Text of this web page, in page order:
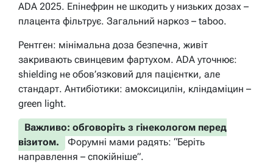
ADA 2025. Епінефрин не шкодить у низьких дозах –
плацента фільтрує. Загальний наркоз – taboo.
Рентген: мінімальна доза безпечна, живіт
закривають свинцевим фартухом. ADA уточнює:
shielding не обов’язковий для пацієнтки, але
стандарт. Антибіотики: амоксицилін, кліндаміцин –
green light.
Важливо: обговоріть з гінекологом перед
візитом.
Форумні мами радять: “Беріть
направлення – спокійніше”.